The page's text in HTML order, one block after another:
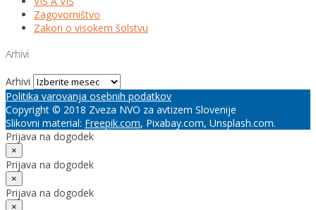
Zagovorništvo
Zakon o visokem šolstvu
Arhivi
Arhivi
Politika varovanja osebnih podatkov
Copyright © 2018 Zveza NVO za avtizem Slovenije
Slikovni material: Freepik.com, Pixabay.com, Unsplash.com.
Prijava na dogodek
×
Prijava na dogodek
×
Prijava na dogodek
×